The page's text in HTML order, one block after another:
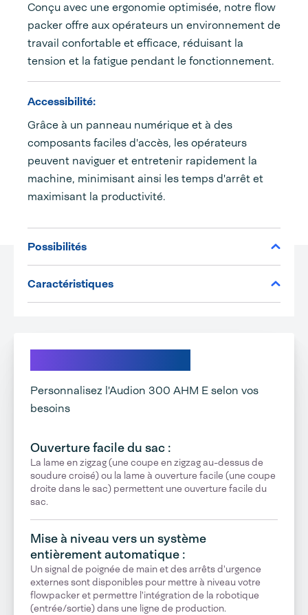
Conçu avec une ergonomie optimisée, notre flow
packer offre aux opérateurs un environnement de
travail confortable et efficace, réduisant la
tension et la fatigue pendant le fonctionnement.
Accessibilité:
Grâce à un panneau numérique et à des
composants faciles d'accès, les opérateurs
peuvent naviguer et entretenir rapidement la
machine, minimisant ainsi les temps d'arrêt et
maximisant la productivité.
Possibilités
Caractéristiques
Personnalisez l'Audion 300 AHM E selon vos
besoins
Ouverture facile du sac :
La lame en zigzag (une coupe en zigzag au-dessus de
soudure croisé) ou la lame à ouverture facile (une coupe
droite dans le sac) permettent une ouverture facile du
sac.
Mise à niveau vers un système
entièrement automatique :
Un signal de poignée de main et des arrêts d'urgence
externes sont disponibles pour mettre à niveau votre
flowpacker et permettre l'intégration de la robotique
(entrée/sortie) dans une ligne de production.